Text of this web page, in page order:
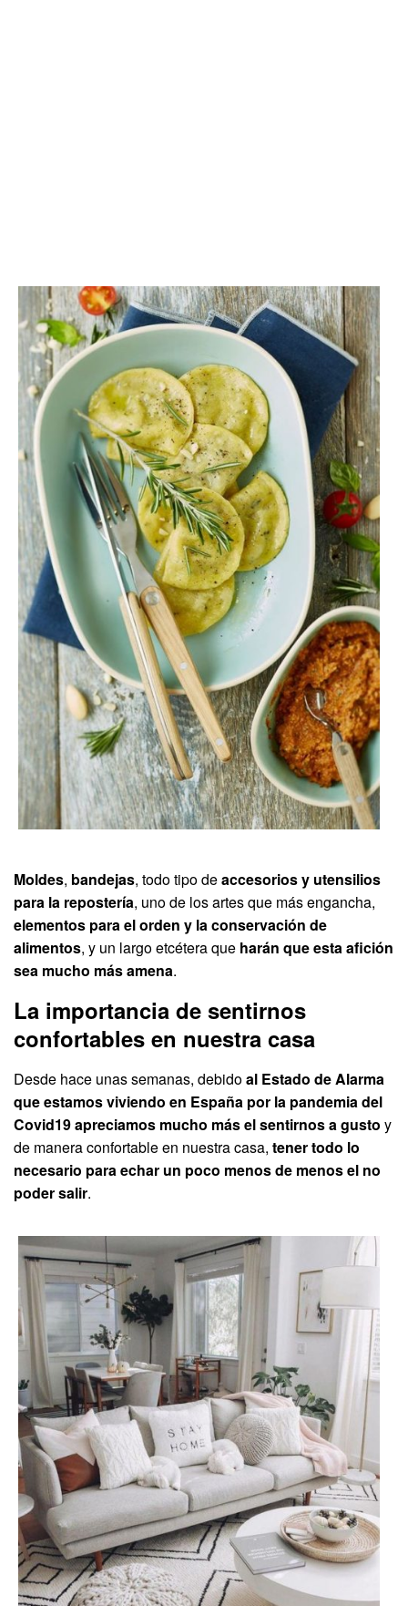
Moldes, bandejas, todo tipo deaccesorios y utensilios
para la repostería, uno de los artes que más engancha,
elementos para el orden y la conservación de
alimentos, y un largo etcétera que harán que esta afición
sea mucho más amena.
La importancia de sentirnos
confortables en nuestra casa
Desde hace unas semanas, debido al Estado de Alarma
que estamos viviendo en España por la pandemia del
Covid19 apreciamos mucho más el sentirnos a gusto y
de manera confortable en nuestra casa, tener todo lo
necesario para echar un poco menos de menos el no
poder salir.